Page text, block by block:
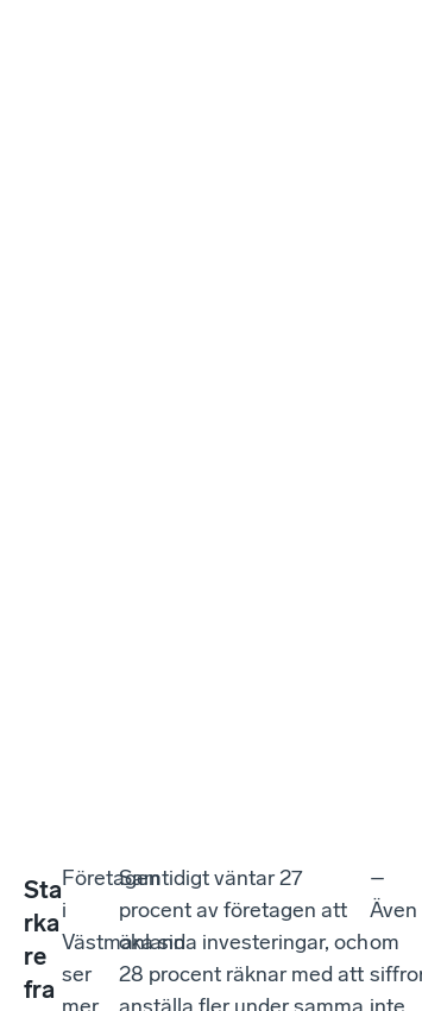
Sta
rka
re
fra
Företagen
i
Västmanland
ser
Samtidigt väntar 27
procent av företagen att
öka sina investeringar, och
28 procent räknar med att
–
Även
om